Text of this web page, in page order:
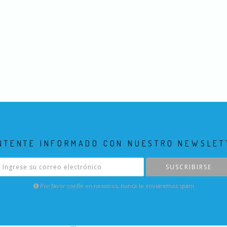
INFORMADO CON NUESTRO
SUSCRIBIRSE
Por favor confie en nosotros, nunca le enviaremos spam